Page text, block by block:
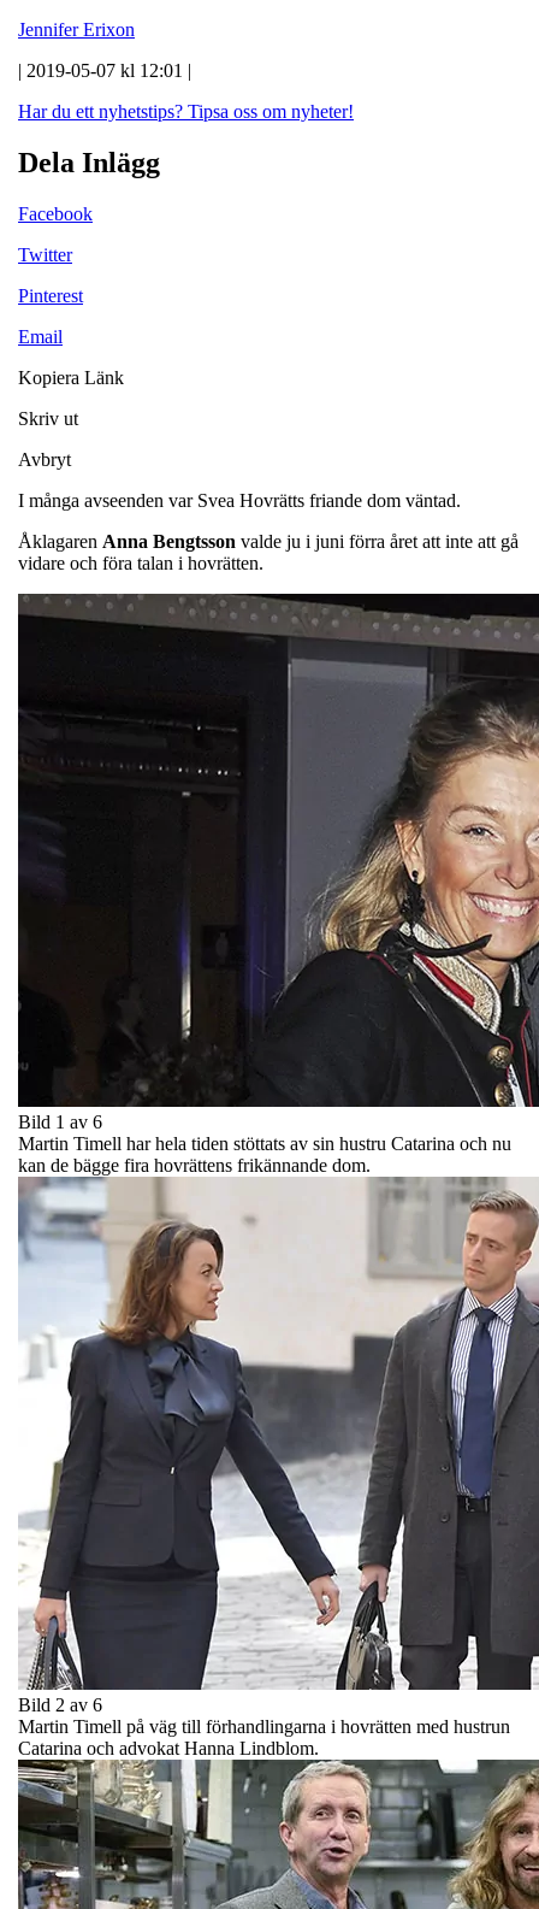
Jennifer Erixon
| 2019-05-07 kl 12:01 |
Har du ett nyhetstips? Tipsa oss om nyheter!
Dela Inlägg
Facebook
Twitter
Pinterest
Email
Kopiera Länk
Skriv ut
Avbryt
I många avseenden var Svea Hovrätts friande dom väntad.
Åklagaren Anna Bengtsson valde ju i juni förra året att inte att gå
vidare och föra talan i hovrätten.
Bild 1 av 6
Martin Timell har hela tiden stöttats av sin hustru Catarina och nu
kan de bägge fira hovrättens frikännande dom.
Bild 2 av 6
Martin Timell på väg till förhandlingarna i hovrätten med hustrun
Catarina och advokat Hanna Lindblom.